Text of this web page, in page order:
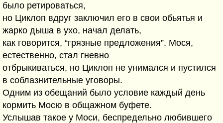
было ретироваться,
но Циклоп вдруг заключил его в свои обьятья и
жарко дыша в ухо, начал делать,
как говорится, “грязные предложения”. Мося,
естественно, стал гневно
отбрыкиваться, но Циклоп не унимался и пустился
в соблазнительные уговоры.
Одним из обещаний было условие каждый день
кормить Мосю в общажном буфете.
Услышав такое у Моси, беспредельно любившего